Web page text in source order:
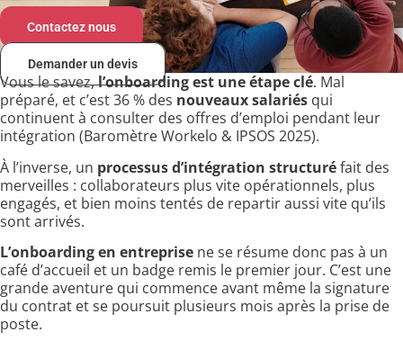
Contactez nous
Demander un devis
Vous le savez,l’onboarding est une étape clé. Mal
préparé, et c’est 36 % des nouveaux salariés qui
continuent à consulter des offres d’emploi pendant leur
intégration (Baromètre Workelo & IPSOS 2025).
À l’inverse, un processus d’intégration structuréfait des
merveilles : collaborateurs plus vite opérationnels, plus
engagés, et bien moins tentés de repartir aussi vite qu’ils
sont arrivés.
L’onboarding en entreprise ne se résume donc pas à un
café d’accueil et un badge remis le premier jour. C’est une
grande aventure qui commence avant même la signature
du contrat et se poursuit plusieurs mois après la prise de
poste.